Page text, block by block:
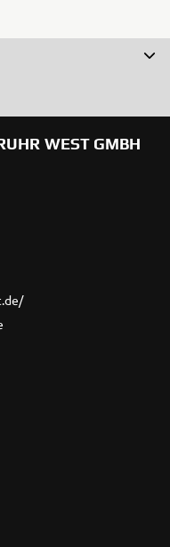
WEST GMBH